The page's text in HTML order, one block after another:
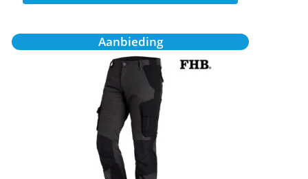
Aanbieding
Oorspronkelijke
prijs
was:
€82,10.
Huidige
prijs
is:
€70,95.
Dit
product
heeft
meerdere
variaties.
Deze
optie
kan